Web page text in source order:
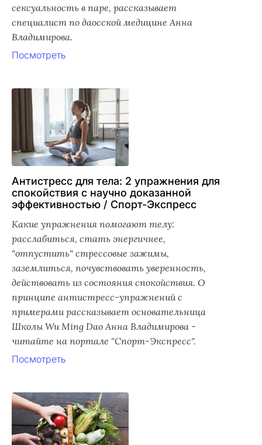
сексуальность в паре, рассказывает
специалист по даосской медицине Анна
Владимирова.
Посмотреть
Антистресс для тела: 2 упражнения для
спокойствия с научно доказанной
эффективностью / Спорт-Экспресс
Какие упражнения помогают телу:
расслабиться, стать энергичнее,
"отпустить" стрессовые зажимы,
заземлиться, почувствовать уверенность,
действовать из состояния спокойствия. О
принципе антистресс-упражнений с
примерами рассказывает основательница
Школы Wu Ming Dao Анна Владимирова -
читайте на портале "Спорт-Экспресс".
Посмотреть